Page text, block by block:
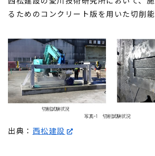
るためのコンクリート版を用いた切削能
出典： 西松建設